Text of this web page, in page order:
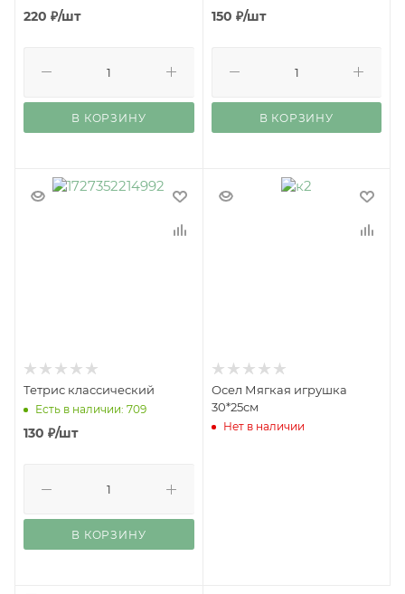
220 ₽/шт
В КОРЗИНУ
150 ₽/шт
В КОРЗИНУ
Тетрис классический
Есть в наличии: 709
130 ₽/шт
В КОРЗИНУ
Осел Мягкая игрушка
30*25см
Нет в наличии